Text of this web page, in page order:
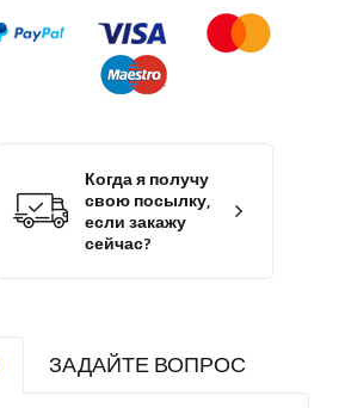
Когда я получу
свою посылку,
если закажу
сейчас?
ЗАДАЙТЕ ВОПРОС